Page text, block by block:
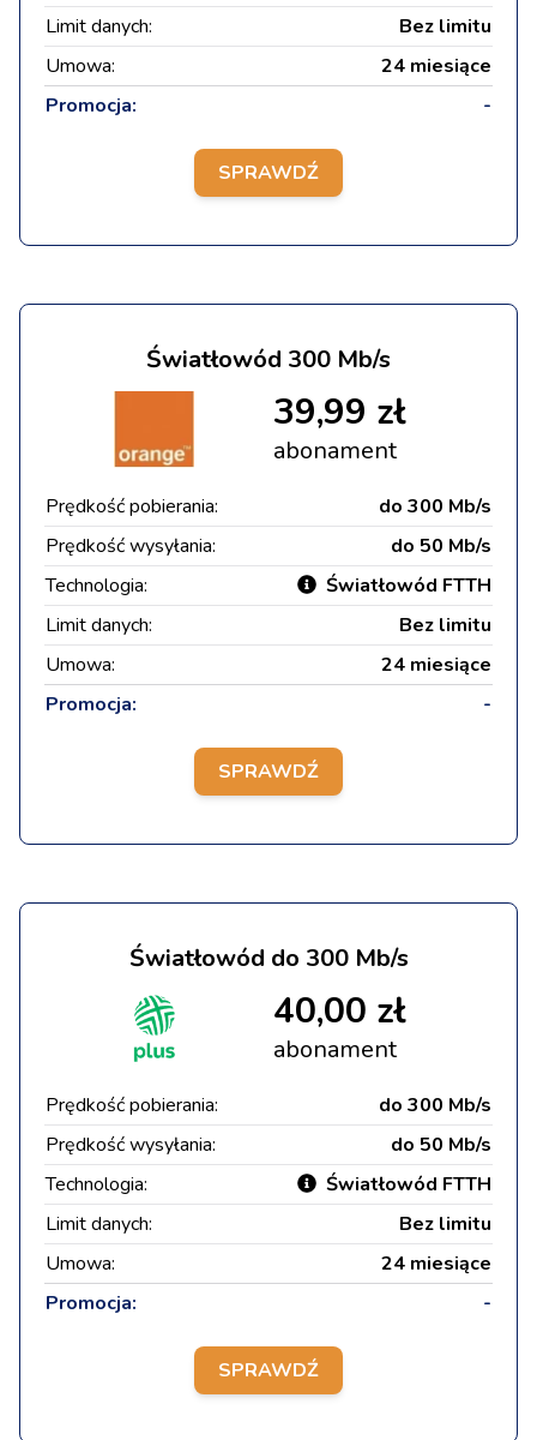
Limit danych:
Bez limitu
Umowa:
24 miesiące
Promocja:
-
SPRAWDŹ
Światłowód 300 Mb/s
39,99 zł
abonament
Prędkość pobierania:
do 300 Mb/s
Prędkość wysyłania:
do 50 Mb/s
Technologia:
Światłowód FTTH
Limit danych:
Bez limitu
Umowa:
24 miesiące
Promocja:
-
SPRAWDŹ
Światłowód do 300 Mb/s
40,00 zł
abonament
Prędkość pobierania:
do 300 Mb/s
Prędkość wysyłania:
do 50 Mb/s
Technologia:
Światłowód FTTH
Limit danych:
Bez limitu
Umowa:
24 miesiące
Promocja:
-
SPRAWDŹ